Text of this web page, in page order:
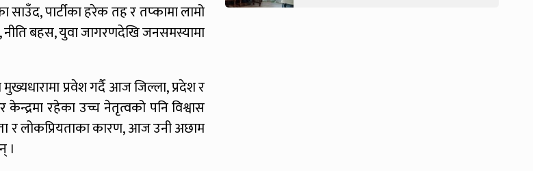
साउँद, पार्टीका हरेक तह र तप्कामा लामो
बहस, युवा जागरणदेखि जनसमस्यामा
प्रवेश गर्दै आज जिल्ला, प्रदेश र
रहेका उच्च नेतृत्वको पनि विश्वास
र लोकप्रियताका कारण, आज उनी अछाम
।